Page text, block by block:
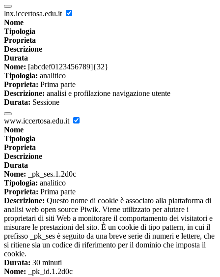
lnx.iccertosa.edu.it
Nome
Tipologia
Proprieta
Descrizione
Durata
Nome: [abcdef0123456789]{32}
Tipologia: analitico
Proprieta: Prima parte
Descrizione: analisi e profilazione navigazione utente
Durata: Sessione
www.iccertosa.edu.it
Nome
Tipologia
Proprieta
Descrizione
Durata
Nome: _pk_ses.1.2d0c
Tipologia: analitico
Proprieta: Prima parte
Descrizione: Questo nome di cookie è associato alla piattaforma di
analisi web open source Piwik. Viene utilizzato per aiutare i
proprietari di siti Web a monitorare il comportamento dei visitatori e
misurare le prestazioni del sito. È un cookie di tipo pattern, in cui il
prefisso _pk_ses è seguito da una breve serie di numeri e lettere, che
si ritiene sia un codice di riferimento per il dominio che imposta il
cookie.
Durata: 30 minuti
Nome: _pk_id.1.2d0c